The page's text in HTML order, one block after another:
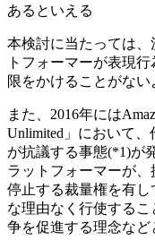
あるといえる
本検討に当たっては
トフォーマーが表現
限をかけることがな
また、2016年には
Unlimited」において
が抗議する事態(*1)が
ラットフォーマーが、
停止する裁量権を有
な理由なく行使する
争を促進する理念な